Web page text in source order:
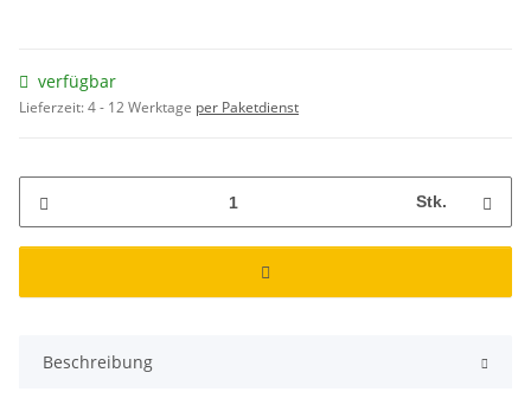
verfügbar
Lieferzeit:4 - 12 Werktage per Paketdienst
Stk.
Beschreibung